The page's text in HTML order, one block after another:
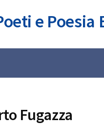
e Poesia
Fugazza